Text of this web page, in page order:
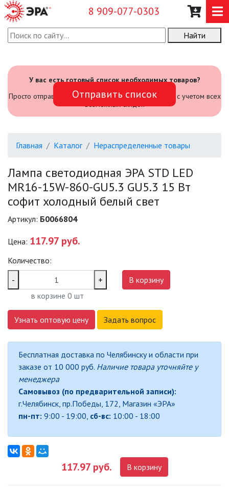
8 909-077-0303
О КОМПАНИИ
САДОВЫЙ ИНВЕНТАРЬ И
ИНСТРУМЕНТЫ
ОФИСНЫЕ ПОДВЕСНЫЕ
ПРОЖЕКТОРЫ
САДОВЫЕ СВЕТИЛЬНИКИ
СВЕТИЛЬНИКИ
СВЕТИЛЬНИКИ ДЛЯ РОСТА
РАСТЕНИЙ (ФИТОСВЕТИЛЬНИКИ)
АКСЕССУАРЫ ДЛЯ
ЭЛЕКТРОМОНТАЖА
БАКТЕРИЦИДНЫЕ ЛАМПЫ
ДАТЧИКИ ДВИЖЕНИЯ И
ДЕКОРАТИВНАЯ ПОДСВЕТКА
ДЕКОРАТИВНЫЕ СВЕТИЛЬНИКИ
Найти
У вас есть готовый список необходимых товаров?
Просто отправьте его нам и мы посчитаем стоимость с учетом всех
возможных скидок
Отправить список
Главная Каталог Нераспределенные товары
Лампа светодиодная ЭРА STD LED
MR16-15W-860-GU5.3 GU5.3 15 Вт
софит холодный белый свет
Артикул: Б0066804
Цена: 117.97 руб.
Количество:
-
+
в корзине 0 шт
В корзину
Узнать оптовую цену Задать вопрос
Бесплатная доставка по Челябинску и области при
заказе от 10 000 руб. Наличие товара уточняйте у
менеджера
Самовывоз (по предварительной записи):
г.Челябинск, пр.Победы, 172, Магазин «ЭРА»
пн-пт: 9:00 - 19:00, сб-вс: 10:00 - 18:00
117.97 руб. В корзину